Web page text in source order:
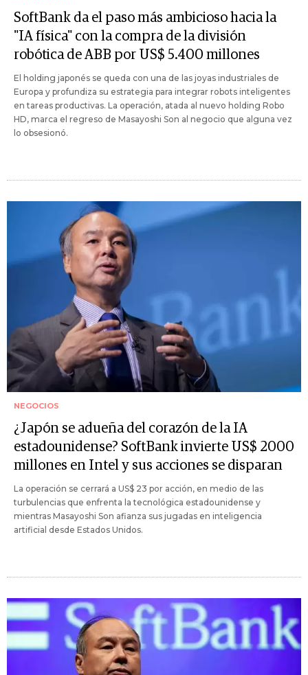
SoftBank da el paso más ambicioso hacia la
"IA física" con la compra de la división
robótica de ABB por US$ 5.400 millones
El holding japonés se queda con una de las joyas industriales de
Europa y profundiza su estrategia para integrar robots inteligentes
en tareas productivas. La operación, atada al nuevo holding Robo
HD, marca el regreso de Masayoshi Son al negocio que alguna vez
lo obsesionó.
NEGOCIOS
¿Japón se adueña del corazón de la IA
estadounidense? SoftBank invierte US$ 2000
millones en Intel y sus acciones se disparan
La operación se cerrará a US$ 23 por acción, en medio de las
turbulencias que enfrenta la tecnológica estadounidense y
mientras Masayoshi Son afianza sus jugadas en inteligencia
artificial desde Estados Unidos.